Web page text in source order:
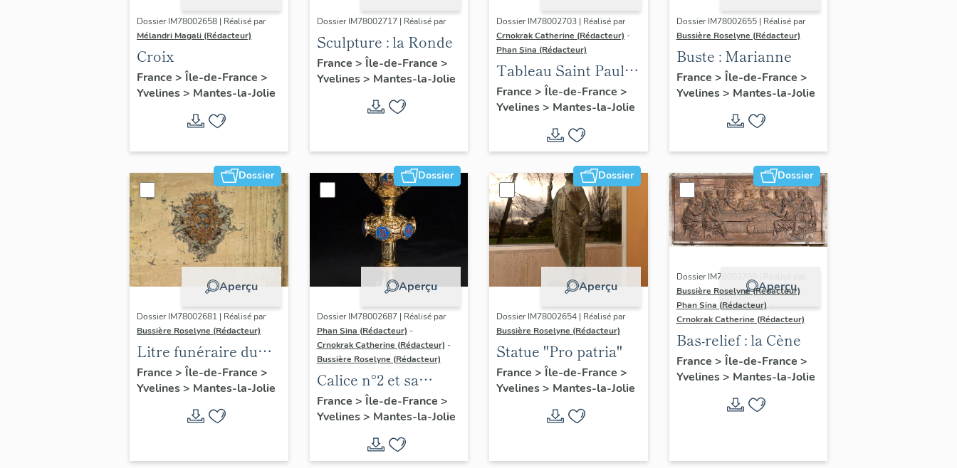
Dossier IM78002658 | Réalisé par
Mélandri Magali (Rédacteur)
Croix
France > Île-de-France >
Yvelines> Mantes-la-Jolie
Dossier IM78002717 | Réalisé par
Sculpture : la Ronde
France > Île-de-France >
Yvelines> Mantes-la-Jolie
Dossier IM78002703 | Réalisé par
Crnokrak Catherine (Rédacteur) -
Phan Sina (Rédacteur)
Tableau Saint Paul à
Athènes
France > Île-de-France >
Yvelines> Mantes-la-Jolie
Dossier IM78002655 | Réalisé par
Bussière Roselyne (Rédacteur)
Buste : Marianne
France > Île-de-France >
Yvelines> Mantes-la-Jolie
Dossier
Aperçu
Dossier IM78002681 | Réalisé par
Bussière Roselyne (Rédacteur)
Litre funéraire du
prince de Conti
France > Île-de-France >
Yvelines> Mantes-la-Jolie
Dossier
Aperçu
Dossier IM78002687 | Réalisé par
Phan Sina (Rédacteur) -
Crnokrak Catherine (Rédacteur) -
Bussière Roselyne (Rédacteur)
Calice n°2 et sa
patène
France > Île-de-France >
Yvelines> Mantes-la-Jolie
Dossier
Aperçu
Dossier IM78002654 | Réalisé par
Bussière Roselyne (Rédacteur)
Statue "Pro patria"
France > Île-de-France >
Yvelines> Mantes-la-Jolie
Dossier
Aperçu
Dossier IM78002709 | Réalisé par
Bussière Roselyne (Rédacteur)
Phan Sina (Rédacteur)
Crnokrak Catherine (Rédacteur)
Bas-relief : la Cène
France > Île-de-France >
Yvelines> Mantes-la-Jolie